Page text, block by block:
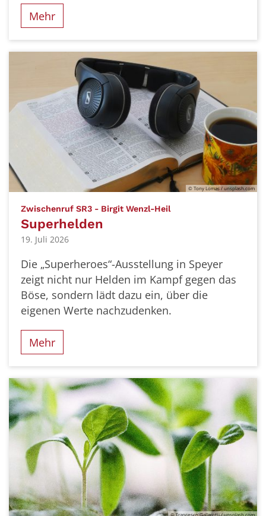
Mehr
© Tony Lomas / unsplash.com
Zwischenruf SR3 - Birgit Wenzl-Heil
Superhelden
19. Juli 2026
Die „Superheroes“-Ausstellung in Speyer
zeigt nicht nur Helden im Kampf gegen das
Böse, sondern lädt dazu ein, über die
eigenen Werte nachzudenken.
Mehr
© Francesco Gallarotti / unsplash.com